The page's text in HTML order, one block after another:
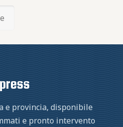
e provincia, disponibile
e pronto intervento